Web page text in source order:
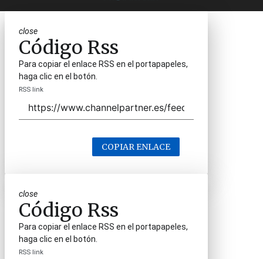
close
Código Rss
Para copiar el enlace RSS en el portapapeles,
haga clic en el botón.
RSS link
COPIAR ENLACE
close
Código Rss
Para copiar el enlace RSS en el portapapeles,
haga clic en el botón.
RSS link